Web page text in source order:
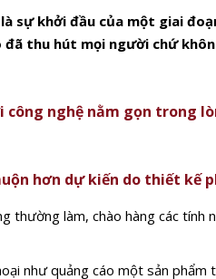
sự khởi đầu của một giai
thu hút mọi người chứ
công nghệ nằm gọn trong
hơn dự kiến do thiết kế
thường làm, chào hàng các tính
như quảng cáo một sản phẩm